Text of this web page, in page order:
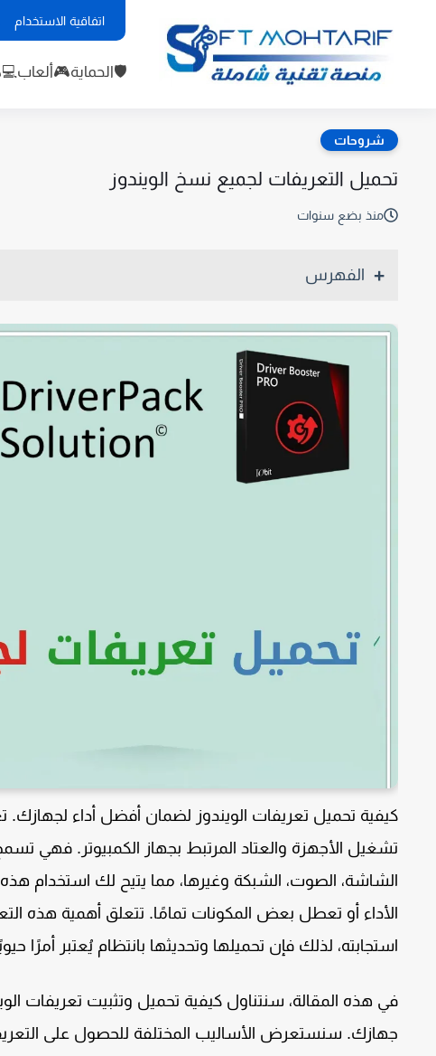
اتفاقية الاستخدام
🛡️الحماية🎮ألعاب
شروحات
تحميل التعريفات لجميع نسخ الويندوز
منذ بضع سنوات
الفهرس
كيفية تحميل تعريفات الويندوز لضمان أفضل أداء
تشغيل الأجهزة والعتاد المرتبط بجهاز الكمبيوتر. فهي
الشاشة، الصوت، الشبكة وغيرها، مما يتيح لك استخدام
الأداء أو تعطل بعض المكونات تمامًا. تتعلق أهمية هذه
استجابته، لذلك فإن تحميلها وتحديثها بانتظام يُعتبر أمرًا
في هذه المقالة، سنتناول كيفية تحميل وتثبيت
جهازك. سنستعرض الأساليب المختلفة للحصول على